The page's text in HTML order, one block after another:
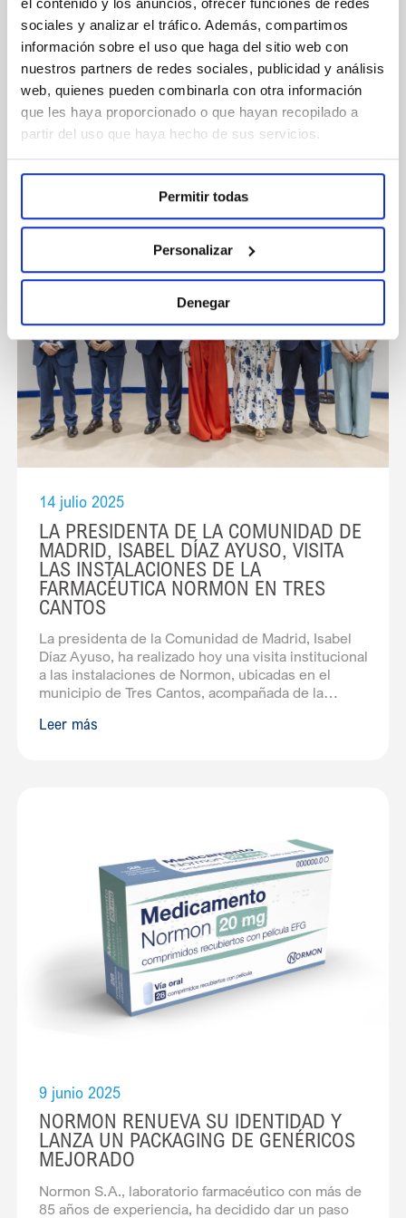
sociales y analizar el tráfico. Además, compartimos
información sobre el uso que haga del sitio web con
nuestros partners de redes sociales, publicidad y análisis
web, quienes pueden combinarla con otra información
que les haya proporcionado o que hayan recopilado a
partir del uso que haya hecho de sus servicios.
Permitir todas
Personalizar
Denegar
BUCODENTAL
Normon, empresa familiar referente en el sector
farmacéutico español, y Curasept, marca italiana
líder en innovación en salud bucodental, han
firmado un acuerdo de colaboración para el
desarrollo, distribución y comercialización conjunta
de una innovadora línea de productos de cuidado
oral para su venta en farmacias y recomendación en
clínicas odontológicas. Este acuerdo, que
constituye el primero de Curasept en España, y en
de sus productos, permitirá combinar la amplia
experiencia en la fabricación de productos
de Normon en España, con la innovación […]
Leer más
14 julio 2025
LA PRESIDENTA DE LA COMUNIDAD DE
MADRID, ISABEL DÍAZ AYUSO, VISITA
LAS INSTALACIONES DE LA
FARMACÉUTICA NORMON EN TRES
CANTOS
La presidenta de la Comunidad de Madrid, Isabel
Díaz Ayuso, ha realizado hoy una visita institucional
a las instalaciones de Normon, ubicadas en el
municipio de Tres Cantos, acompañada de la
alcalde del Ayuntamiento de Tres Cantos, Jesús
papel clave de Normon en el desarrollo industrial y
sanitario de la comunidad. Durante la visita, los
representantes institucionales han […]
Leer más
9 junio 2025
NORMON RENUEVA SU IDENTIDAD Y
LANZA UN PACKAGING DE GENÉRICOS
MEJORADO
Normon S.A., laboratorio farmacéutico con más de
85 años de experiencia, ha decidido dar un paso